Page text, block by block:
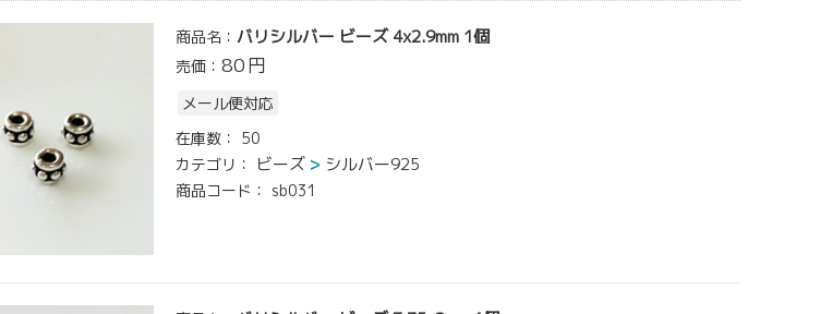
商品名： バリシルバー ビーズ 4x2.9mm 1個
売価： 80円
メール便対応
在庫数： 50
カテゴリ：
ビーズ シルバー925
商品コード： sb031